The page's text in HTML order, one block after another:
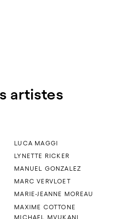
artistes
LUCA MAGGI
LYNETTE RICKER
MANUEL GONZALEZ
MARC VERVLOET
MARIE-JEANNE MOREAU
MAXIME COTTONE
MICHAEL MVUKANI